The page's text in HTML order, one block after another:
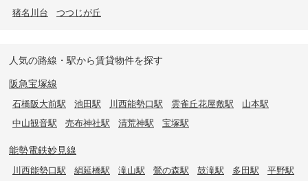
猪名川台 つつじが丘
人気の路線・駅から賃貸物件を探す
阪急宝塚線
石橋阪大前駅 池田駅 川西能勢口駅 雲雀丘花屋敷駅
山本駅
中山観音駅
売布神社駅 清荒神駅 宝塚駅
能勢電鉄妙見線
川西能勢口駅 絹延橋駅 滝山駅 鶯の森駅 鼓滝駅 多田駅
平野駅